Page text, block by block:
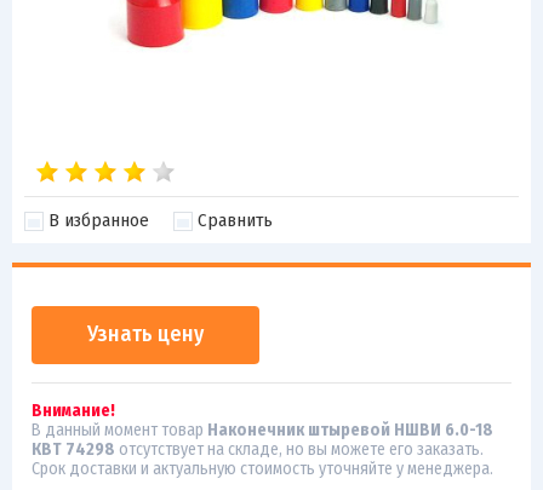
В избранное Сравнить
Узнать цену
Внимание!
В данный момент товар Наконечник штыревой НШВИ 6.0-18
КВТ 74298 отсутствует на складе, но вы можете его заказать.
Срок доставки и актуальную стоимость уточняйте у менеджера.